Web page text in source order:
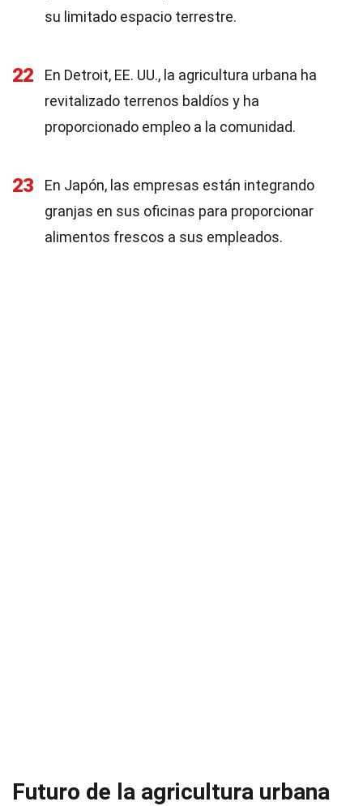
su limitado espacio terrestre.
22
En Detroit, EE. UU., la agricultura urbana ha
revitalizado terrenos baldíos y ha
proporcionado empleo a la comunidad.
23
En Japón, las empresas están integrando
granjas en sus oficinas para proporcionar
alimentos frescos a sus empleados.
Futuro de la agricultura urbana